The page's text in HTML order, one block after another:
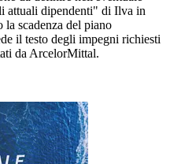
attuali dipendenti" di Ilva in
scadenza del piano
il testo degli impegni richiesti
da ArcelorMittal.